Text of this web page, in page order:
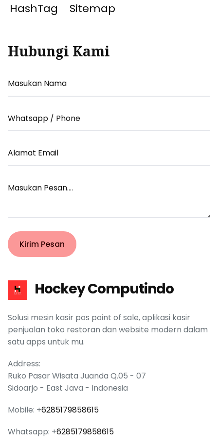
HashTag
Sitemap
Hubungi Kami
Name
Email
Your
Email
Message
Kirim Pesan
Hockey Computindo
Solusi mesin kasir pos point of sale, aplikasi kasir
penjualan toko restoran dan website modern dalam
satu apps untuk mu.
Address:
Ruko Pasar Wisata Juanda Q.05 - 07
Sidoarjo - East Java - Indonesia
Mobile: +6285179858615
Whatsapp: +6285179858615